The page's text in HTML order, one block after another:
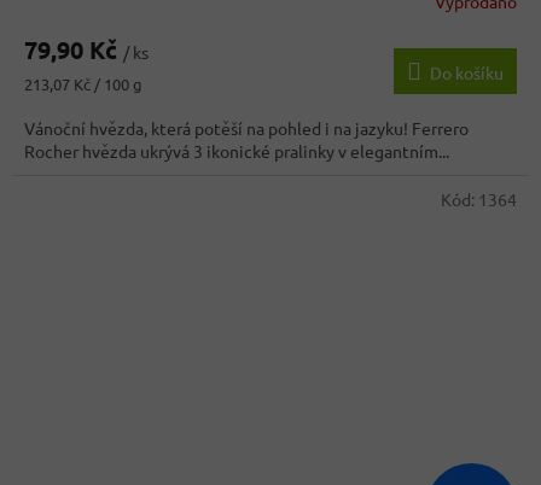
79,90 Kč / ks
Měrná
213,07 Kč / 100 g
Do košíku
Vánoční hvězda, která potěší na pohled i na jazyku! Ferrero
Rocher hvězda ukrývá 3 ikonické pralinky v elegantním...
Kód: 1364